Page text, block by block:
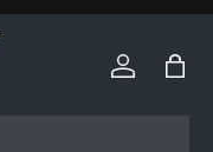
Einloggen